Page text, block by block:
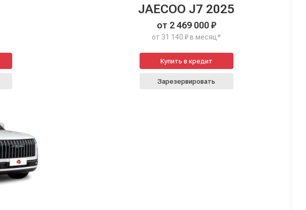
JAECOO J7 2025
от 2 469 000 ₽
от 31 140 ₽ в месяц*
Купить в кредит
Зарезервировать